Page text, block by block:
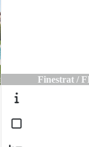
Finestrat /